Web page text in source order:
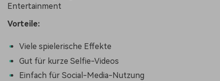
Entertainment
Vorteile:
Viele spielerische Effekte
Gut für kurze Selfie-Videos
Einfach für Social-Media-Nutzung